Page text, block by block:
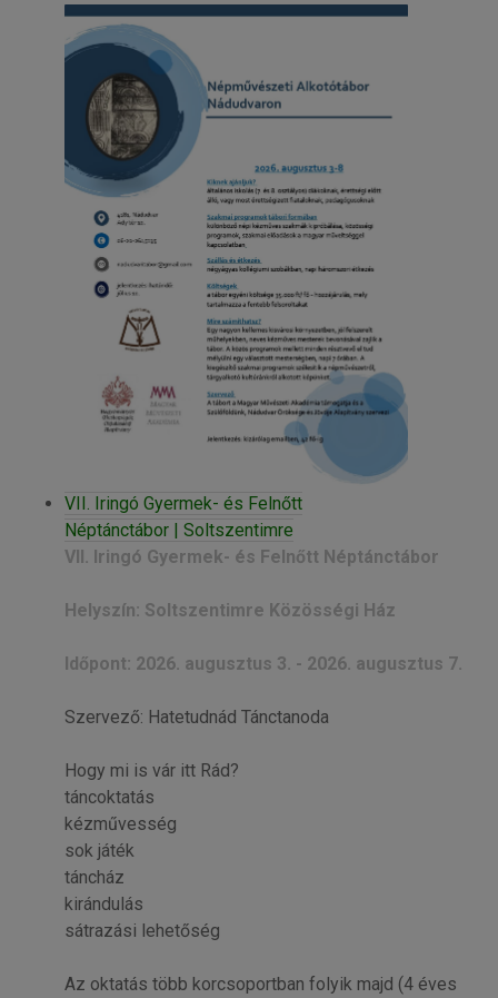
VII. Iringó Gyermek- és Felnőtt
Néptánctábor | Soltszentimre
VII. Iringó Gyermek- és Felnőtt Néptánctábor
Helyszín: Soltszentimre Közösségi Ház
Időpont: 2026. augusztus 3. - 2026. augusztus 7.
Szervező: Hatetudnád Tánctanoda
Hogy mi is vár itt Rád?
táncoktatás
kézművesség
sok játék
táncház
kirándulás
sátrazási lehetőség
Az oktatás több korcsoportban folyik majd (4 éves